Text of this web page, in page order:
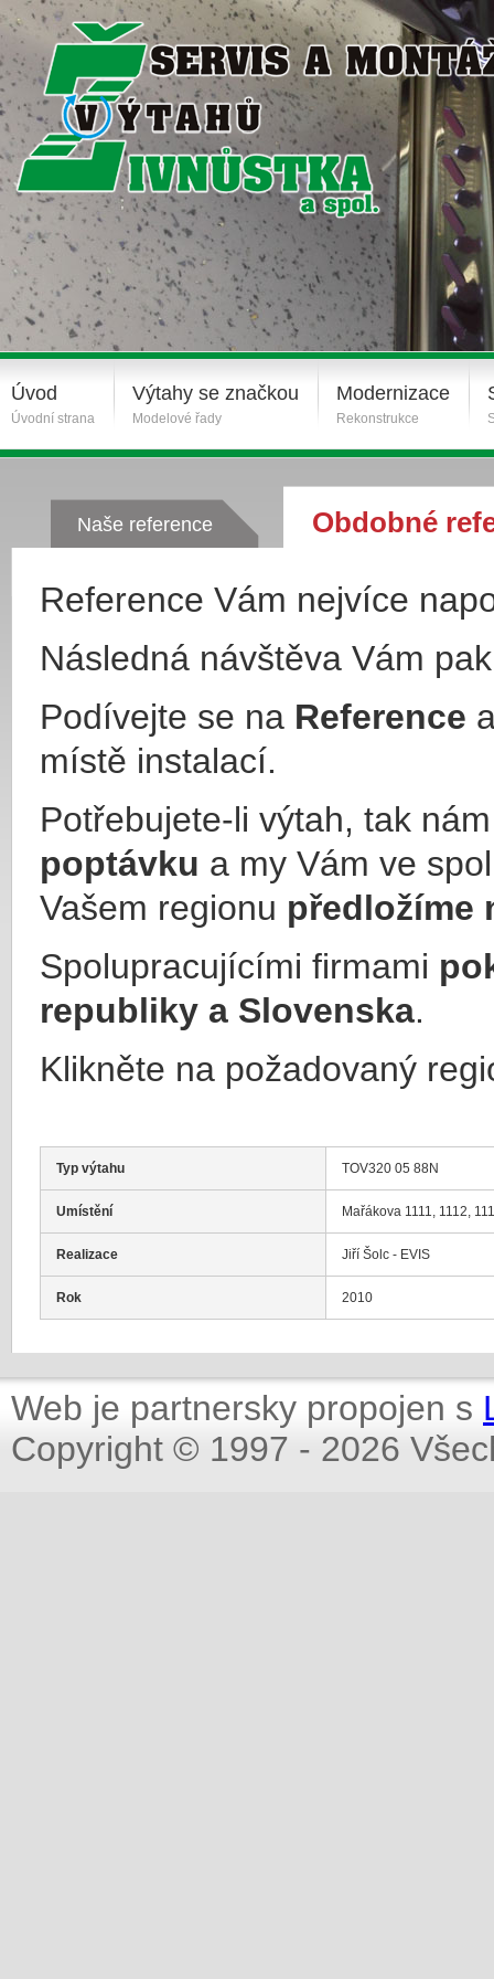
Úvod
Úvodní strana
Výtahy se značkou
Modelové řady
Modernizace
Rekonstrukce
Naše reference Obdobné
Reference Vám nejvíce
Následná návštěva Vám
Podívejte se na Reference
místě instalací.
Potřebujete-li výtah, tak
poptávku a my Vám ve
Vašem regionu předložíme
Spolupracujícími firmami
republiky a Slovenska.
Klikněte na požadovaný
Typ výtahu TOV320 05 88N
Umístění Mařákova 1111, 1112,
Realizace Jiří Šolc - EVIS
Rok 2010
Web je partnersky propojen s
Copyright © 1997 - 2026